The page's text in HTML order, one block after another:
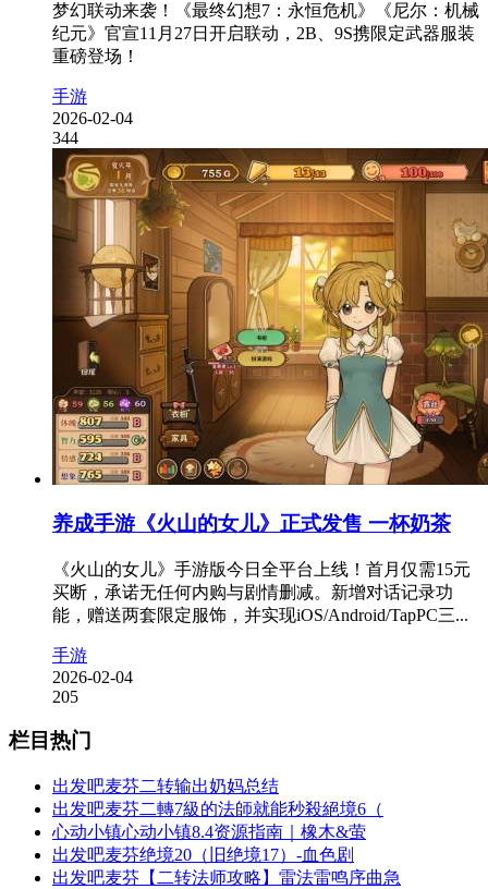
梦幻联动来袭！《最终幻想7：永恒危机》《尼尔：机械
纪元》官宣11月27日开启联动，2B、9S携限定武器服装
重磅登场！
手游
2026-02-04
344
养成手游《火山的女儿》正式发售 一杯奶茶
《火山的女儿》手游版今日全平台上线！首月仅需15元
买断，承诺无任何内购与剧情删减。新增对话记录功
能，赠送两套限定服饰，并实现iOS/Android/TapPC三...
手游
2026-02-04
205
栏目热门
出发吧麦芬二转输出奶妈总结
出发吧麦芬二轉7級的法師就能秒殺絕境6（
心动小镇心动小镇8.4资源指南｜橡木&萤
出发吧麦芬绝境20（旧绝境17）-血色剧
出发吧麦芬【二转法师攻略】雷法雷鸣序曲急